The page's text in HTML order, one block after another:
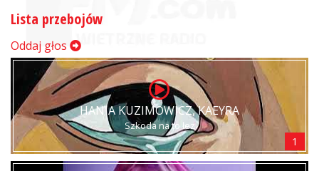
Lista przebojów
Oddaj głos
HANIA KUZIMOWICZ, KAEYRA
Szkoda na to łez
1